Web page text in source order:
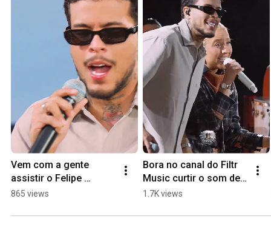
Vem com a gente
assistir o Felipe
Amorim no Forró
865 views
Bora no canal do Filtr
Music curtir o som de É
Só Oi e Tchau" com
Fernandez!
1.7K views